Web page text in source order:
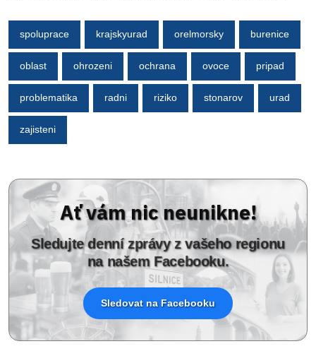
spoluprace krajskyurad orelmorsky burenice
oblast ohrozeni ochrana ovoce pripad
problematika radni riziko stonarov urad
zajisteni
Ať vám nic neunikne!
Sledujte denní zprávy z vašeho regionu
na našem Facebooku.
Sledovat na Facebooku